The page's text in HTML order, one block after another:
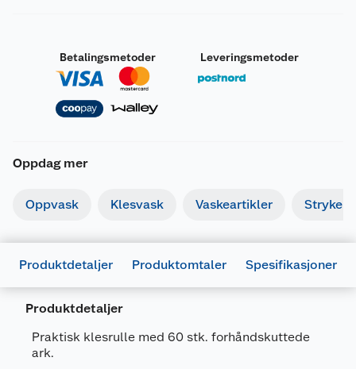
Betalingsmetoder Leveringsmetoder
Oppdag mer
Oppvask Klesvask Vaskeartikler
Produktdetaljer Produktomtaler Spesifikasjoner
Produktdetaljer
Praktisk klesrulle med 60 stk. forhåndskuttede
ark.